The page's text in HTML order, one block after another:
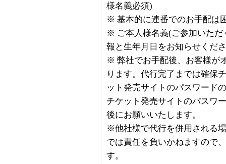
様名義必須)
※ 基本的に連番でのお手配は
※ ご本人様名義(ご参加いただ
報と生年月日をお知らせくだ
※ 弊社でお手配後、お客様が
ります。代行完了までは確保
ット発売サイトのパスワード
チケット発売サイトのパスワ
後にお願いいたします。
※他社様で代行を併用される
では責任を負いかねますので
す。